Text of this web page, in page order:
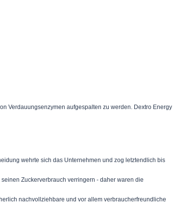
Verdauungsenzymen aufgespalten zu werden. Dextro Energy
wehrte sich das Unternehmen und zog letztendlich bis
Zuckerverbrauch verringern - daher waren die
nachvollziehbare und vor allem verbraucherfreundliche